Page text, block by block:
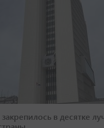
в десятке